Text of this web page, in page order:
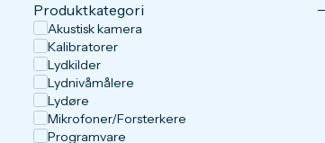
Produktkategori
Akustisk kamera
Kalibratorer
Lydkilder
Lydnivåmålere
Lydøre
Mikrofoner/Forsterkere
Programvare